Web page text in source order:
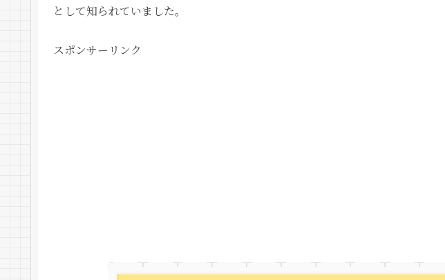
として知られていました。
スポンサーリンク